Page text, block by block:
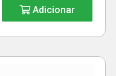
Adicionar